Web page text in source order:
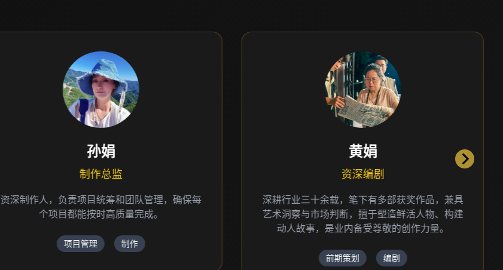
黄娟
资深编剧
深耕行业三十余载，笔下有多部获奖作品，兼具
艺术洞察与市场判断，擅于塑造鲜活人物、构建
王玉锦
创意总监
国家一级导演，30+年影视制作经验，曾执导多
部获奖电影、广告片和纪录片，擅长品牌故事叙
述和视觉创意表达。
创意策划 导演